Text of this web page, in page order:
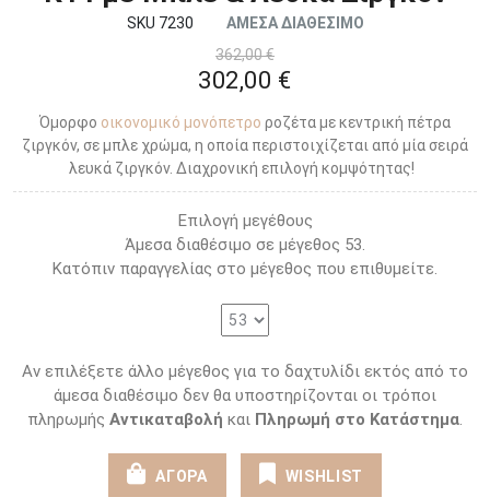
SKU 7230
ΑΜΕΣΑ ΔΙΑΘΕΣΙΜΟ
362,00 €
302,00 €
Όμορφο οικονομικό μονόπετρο ροζέτα με κεντρική πέτρα
ζιργκόν, σε μπλε χρώμα, η οποία περιστοιχίζεται από μία σειρά
λευκά ζιργκόν. Διαχρονική επιλογή κομψότητας!
Επιλογή μεγέθους
Άμεσα διαθέσιμο σε μέγεθος 53.
Κατόπιν παραγγελίας στο μέγεθος που επιθυμείτε.
Αν επιλέξετε άλλο μέγεθος για το δαχτυλίδι εκτός από το
άμεσα διαθέσιμο δεν θα υποστηρίζονται οι τρόποι
πληρωμής Αντικαταβολή και Πληρωμή στο Κατάστημα.
ΑΓΟΡΑ WISHLIST